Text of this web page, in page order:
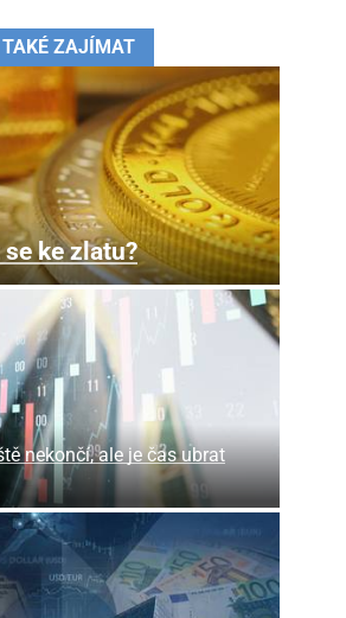
TAKÉ ZAJÍMAT
ke zlatu?
nekončí, ale je čas ubrat